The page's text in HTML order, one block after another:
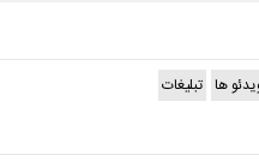
ها تبلیغات